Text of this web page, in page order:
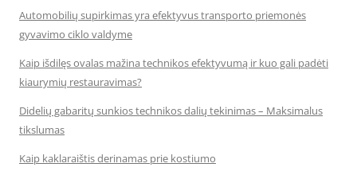
Automobilių supirkimas yra efektyvus transporto priemonės
gyvavimo ciklo valdyme
Kaip išdilęs ovalas mažina technikos efektyvumą ir kuo gali padėti
kiaurymių restauravimas?
Didelių gabaritų sunkios technikos dalių tekinimas – Maksimalus
tikslumas
Kaip kaklaraištis derinamas prie kostiumo